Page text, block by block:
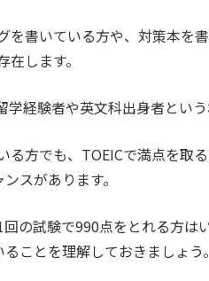
を書いている方や、対策本を
します。
学経験者や英文科出身者という
る方でも、TOEICで満点を取
スがあります。
の試験で990点をとれる方
ことを理解しておきましょう。